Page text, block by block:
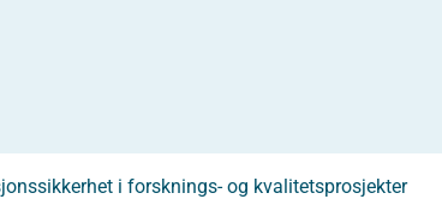
i forsknings- og kvalitetsprosjekter